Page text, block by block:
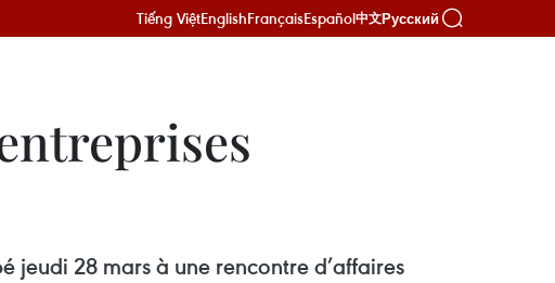
Tiếng ViệtEnglishFrançaisEspañol中文Русский
jeudi 28 mars à une rencontre d’affaires